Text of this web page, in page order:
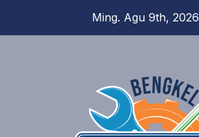
Ming. Agu 9th, 2026